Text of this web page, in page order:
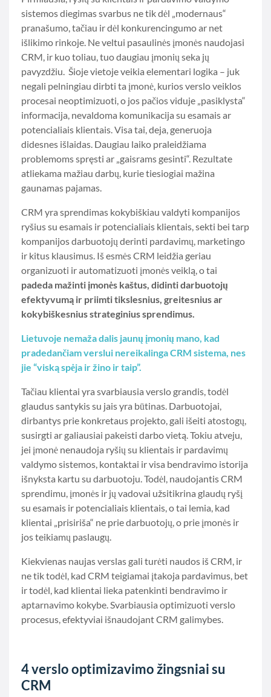
sistemos diegimas svarbus ne tik dėl „modernaus“
pranašumo, tačiau ir dėl konkurencingumo ar net
išlikimo rinkoje. Ne veltui pasaulinės įmonės naudojasi
CRM, ir kuo toliau, tuo daugiau įmonių seka jų
pavyzdžiu. Šioje vietoje veikia elementari logika – juk
negali pelningiau dirbti ta įmonė, kurios verslo veiklos
procesai neoptimizuoti, o jos pačios viduje „pasiklysta“
informacija, nevaldoma komunikacija su esamais ar
potencialiais klientais. Visa tai, deja, generuoja
didesnes išlaidas. Daugiau laiko praleidžiama
problemoms spręsti ar „gaisrams gesinti“. Rezultate
atliekama mažiau darbų, kurie tiesiogiai mažina
gaunamas pajamas.
CRM yra sprendimas kokybiškiau valdyti kompanijos
ryšius su esamais ir potencialiais klientais, sekti bei tarp
kompanijos darbuotojų derinti pardavimų, marketingo
ir kitus klausimus. Iš esmės CRM leidžia geriau
organizuoti ir automatizuoti įmonės veiklą, o tai
padeda mažinti įmonės kaštus, didinti darbuotojų
efektyvumą ir priimti tikslesnius, greitesnius ar
kokybiškesnius strateginius sprendimus.
Lietuvoje nemaža dalis jaunų įmonių mano, kad
pradedančiam verslui nereikalinga CRM sistema, nes
jie “viską spėja ir žino ir taip”.
Tačiau klientai yra svarbiausia verslo grandis, todėl
glaudus santykis su jais yra būtinas. Darbuotojai,
dirbantys prie konkretaus projekto, gali išeiti atostogų,
susirgti ar galiausiai pakeisti darbo vietą. Tokiu atveju,
jei įmonė nenaudoja ryšių su klientais ir pardavimų
valdymo sistemos, kontaktai ir visa bendravimo istorija
išnyksta kartu su darbuotoju. Todėl, naudojantis CRM
sprendimu, įmonės ir jų vadovai užsitikrina glaudų ryšį
su esamais ir potencialiais klientais, o tai lemia, kad
klientai „prisiriša“ ne prie darbuotojų, o prie įmonės ir
jos teikiamų paslaugų.
Kiekvienas naujas verslas gali turėti naudos iš CRM, ir
ne tik todėl, kad CRM teigiamai įtakoja pardavimus, bet
ir todėl, kad klientai lieka patenkinti bendravimo ir
aptarnavimo kokybe. Svarbiausia optimizuoti verslo
procesus, efektyviai išnaudojant CRM galimybes.
4 verslo optimizavimo žingsniai su
CRM